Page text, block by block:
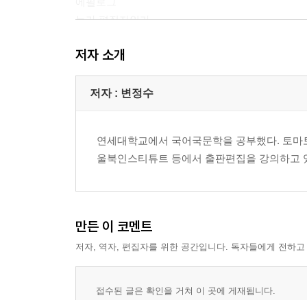
누가 편집자인가
저자 소개
저자 : 변정수
연세대학교에서 국어국문학을 공부했다. 토
울북인스티튜트 등에서 출판편집을 강의하고
만든 이 코멘트
저자, 역자, 편집자를 위한 공간입니다. 독자들에게 전하
접수된 글은 확인을 거쳐 이 곳에 게재됩니다.